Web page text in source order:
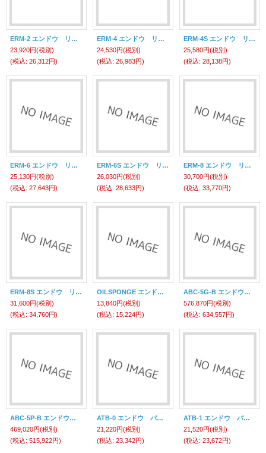
ERM-2 エンドウ リトラクター ERM-2 遠藤工業(ENDO)
23,920円(税別)
(税込: 26,312円)
ERM-4 エンドウ リトラクター ERM-4 遠藤工業(ENDO)
24,530円(税別)
(税込: 26,983円)
ERM-4S エンドウ リトラクター ERM-4S (ラッカボウシソウチツキ) 遠藤工業(ENDO)
25,580円(税別)
(税込: 28,138円)
ERM-6 エンドウ リトラクター ERM-6 遠藤工業(ENDO)
25,130円(税別)
(税込: 27,643円)
ERM-6S エンドウ リトラクター ERM-6S (ラッカボウシソウチツキ) 遠藤工業(ENDO)
26,030円(税別)
(税込: 28,633円)
ERM-8 エンドウ リトラクター ERM-8 遠藤工業(ENDO)
30,700円(税別)
(税込: 33,770円)
ERM-8S エンドウ リトラクター ERM-8S (ラッカボウシソウチツキ) 遠藤工業(ENDO)
31,600円(税別)
(税込: 34,760円)
OILSPONGE エンドウ オイルスポンジ OILSPONG (6KG) 遠藤工業(ENDO)
13,840円(税別)
(税込: 15,224円)
ABC-5G-B エンドウ エアバランサー ＡＢＣ－５Ｇ－Ｂ （エアコントロール） 遠藤工業(ENDO)
576,870円(税別)
(税込: 634,557円)
ABC-5P-B エンドウ エアバランサー ＡＢＣ－５Ｐ－Ｂ （エアコントロール） 遠藤工業(ENDO)
469,020円(税別)
(税込: 515,922円)
ATB-0 エンドウ バランサー ＡＴＢ－０ （エアツールバランサー） 遠藤工業(ENDO)
21,220円(税別)
(税込: 23,342円)
ATB-1 エンドウ バランサー ＡＴＢ－１ （エアツールバランサー） 遠藤工業(ENDO)
21,520円(税別)
(税込: 23,672円)